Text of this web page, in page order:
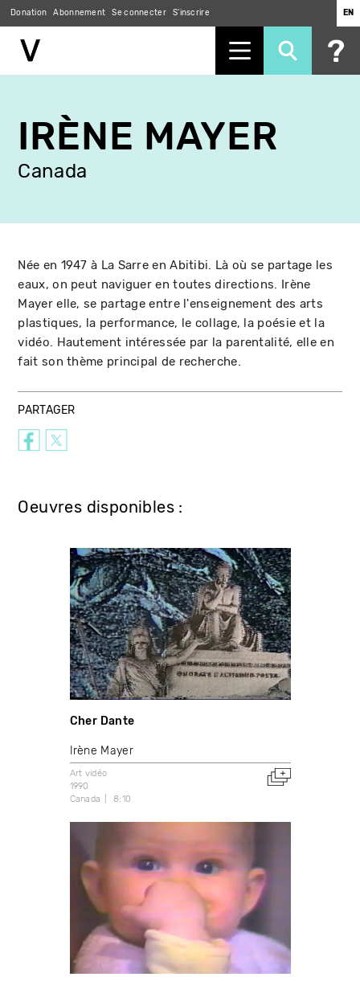
contenu
principal
Donation Abonnement Se connecter S'inscrire EN
IRÈNE MAYER
Canada
Née en 1947 à La Sarre en Abitibi. Là où se partage les
eaux, on peut naviguer en toutes directions. Irène
Mayer elle, se partage entre l'enseignement des arts
plastiques, la performance, le collage, la poésie et la
vidéo. Hautement intéressée par la parentalité, elle en
fait son thème principal de recherche.
PARTAGER
Oeuvres disponibles :
Cher Dante
Irène Mayer
Art vidéo
1990
Canada
8:10